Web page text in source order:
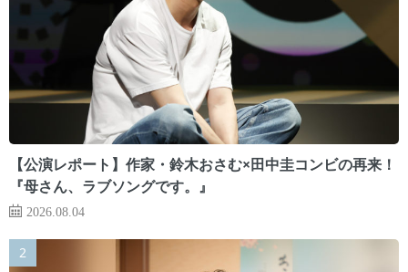
【公演レポート】作家・鈴木おさむ×田中圭コンビの再来！
『母さん、ラブソングです。』
2026.08.04